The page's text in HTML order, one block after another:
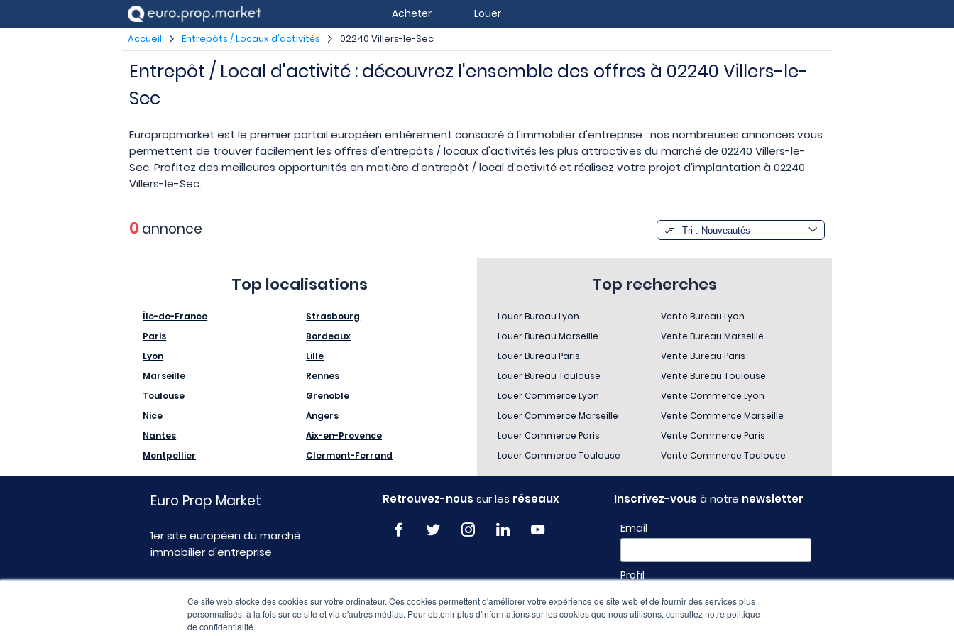
Ce site web stocke des cookies sur votre ordinateur. Ces cookies permettent d'améliorer votre expérience de site web et de fournir des services plus
personnalisés, à la fois sur ce site et via d'autres médias. Pour obtenir plus d'informations sur les cookies que nous utilisons, consultez notre politique
de confidentialité.
Acheter Louer
Accueil Entrepôts / Locaux d'activités 02240 Villers-le-Sec
Entrepôt / Local d'activité : découvrez l'ensemble des offres à 02240 Villers-le-
Sec
Europropmarket est le premier portail européen entièrement consacré à l'immobilier d'entreprise : nos nombreuses annonces vous
permettent de trouver facilement les offres d'entrepôts / locaux d'activités les plus attractives du marché de 02240 Villers-le-
Sec. Profitez des meilleures opportunités en matière d'entrepôt / local d'activité et réalisez votre projet d'implantation à 02240
Villers-le-Sec.
0annonce
Top localisations
Île-de-France
Paris
Lyon
Marseille
Toulouse
Nice
Nantes
Montpellier
Strasbourg
Bordeaux
Lille
Rennes
Grenoble
Angers
Aix-en-Provence
Clermont-Ferrand
Top recherches
Louer Bureau Lyon
Louer Bureau Marseille
Louer Bureau Paris
Louer Bureau Toulouse
Louer Commerce Lyon
Louer Commerce Marseille
Louer Commerce Paris
Louer Commerce Toulouse
Vente Bureau Lyon
Vente Bureau Marseille
Vente Bureau Paris
Vente Bureau Toulouse
Vente Commerce Lyon
Vente Commerce Marseille
Vente Commerce Paris
Vente Commerce Toulouse
Euro Prop Market
1er site européen du marché
immobilier d'entreprise
Retrouvez-nous sur les réseaux Inscrivez-vous à notre newsletter
Email
Profil